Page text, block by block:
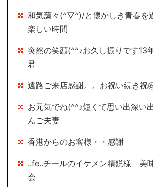
和気藹々(^▽^)/と懐かしき青春を
楽しい時間
突然の笑顔(^^♪お久し振りです13
君
遠路ご来店感謝。。お祝い続き祝
お元気でね(^^♪短くて思い出深い
んご夫妻
香港からのお客様・・感謝
..fe..チールのイケメン精鋭様 美
会